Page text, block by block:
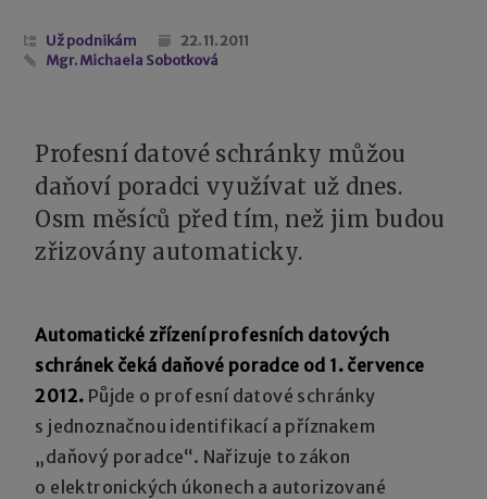
Už podnikám
22. 11. 2011
Mgr. Michaela Sobotková
Profesní datové schránky můžou
daňoví poradci využívat už dnes.
Osm měsíců před tím, než jim budou
zřizovány automaticky.
Automatické zřízení profesních datových
schránek čeká daňové poradce od 1. července
2012. Půjde o profesní datové schránky
s jednoznačnou identifikací a příznakem
„daňový poradce“. Nařizuje to zákon
o elektronických úkonech a autorizované